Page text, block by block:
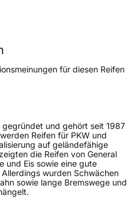
h
für diesen Reifen
gegründet und gehört seit 1987
Reifen für PKW und
auf geländefähige
die Reifen von General
und Eis sowie eine gute
wurden Schwächen
sowie lange Bremswege und